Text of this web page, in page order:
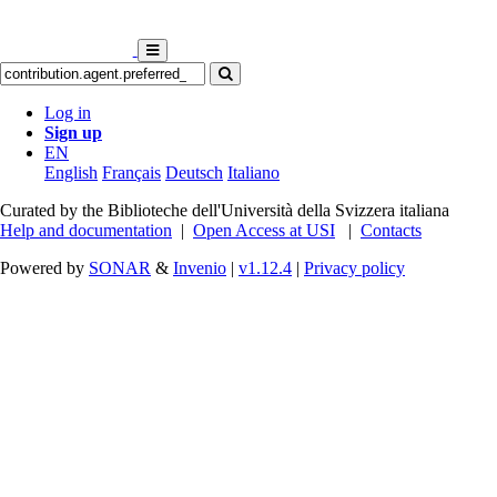
Log in
Sign up
EN
English Français Deutsch Italiano
Curated by the Biblioteche dell'Università della Svizzera italiana
Help and documentation | Open Access at USI | Contacts
Powered by SONAR & Invenio | v1.12.4 | Privacy policy